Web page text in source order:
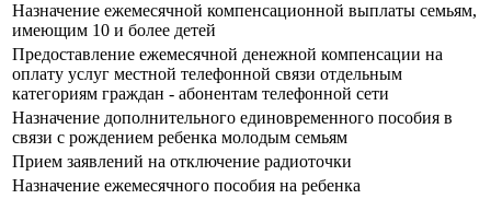
Назначение ежемесячной компенсационной выплаты семьям,
имеющим 10 и более детей
Предоставление ежемесячной денежной компенсации на
оплату услуг местной телефонной связи отдельным
категориям граждан - абонентам телефонной сети
Назначение дополнительного единовременного пособия в
связи с рождением ребенка молодым семьям
Прием заявлений на отключение радиоточки
Назначение ежемесячного пособия на ребенка